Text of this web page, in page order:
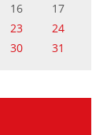
16
17
23
24
30 31